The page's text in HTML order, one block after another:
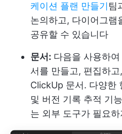
케이션 플랜 만들기 팀
논의하고, 다이어그램
공유할 수 있습니다
문서: 다음을 사용하
서를 만들고, 편집하
ClickUp 문서. 다양한
및 버전 기록 추적 기
는 외부 도구가 필요